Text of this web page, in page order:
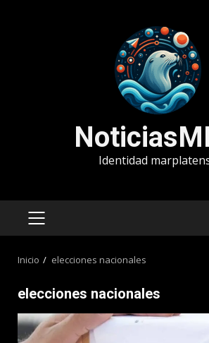
Identidad
MENÚ
Inicio elecciones nacionales
elecciones nacionales